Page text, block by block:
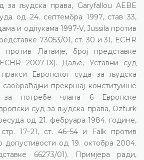
за људска права, Garyfallou AEBE
од 24. септембра 1997, став 33,
и одлукама 1997-V, Jussila против
73053/01, ст. 30 и 31, ECHR
Латвије, број представке
2007-IX). Даље, Уставни суд
Европског суда за људска
прекршај конституише
за потребе члана 6 Европске
суд за људска права, Öztürk
од 21. фебруара 1984. године,
17–21, ст. 46–54 и Falk против
допустивости од 19. октобра 2004.
66273/01). Примјера ради,